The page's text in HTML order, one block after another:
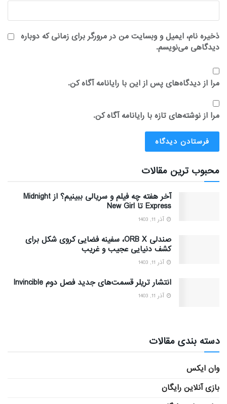
ذخیره نام، ایمیل و وبسایت من در مرورگر برای زمانی که دوباره
دیدگاهی می‌نویسم.
مرا از دیدگاه‌های پس از این با رایانامه آگاه کن.
مرا از نوشته‌های تازه با رایانامه آگاه کن.
محبوب ترین مقالات
آخر هفته چه فیلم و سریالی ببینیم؟ از Midnight
Express تا New Girl
آذر 11, 1403
صندلی ORB X، سفینه فضایی کروی شکل برای
کشف دنیایی عجیب و غریب
آذر 11, 1403
انتشار تریلر قسمت‌های جدید فصل دوم Invincible
آذر 11, 1403
دسته بندی مقالات
وان ایکس
بازی آنلاین رایگان